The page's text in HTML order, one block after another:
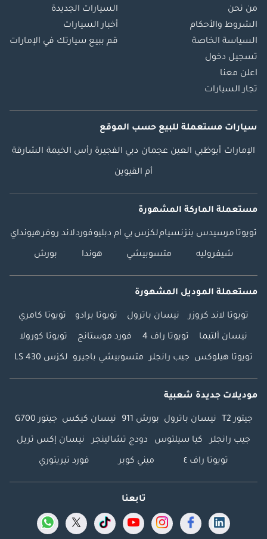
من نحن
الشروط والأحكام
السياسة الخاصة
تسجيل دخول
اعلن معنا
تجار السيارات
السيارات الجديدة
أخبار السيارات
قم ببيع سيارتك في الإمارات
سيارات مستعملة للبيع حسب الموقع
الإمارات أبوظبي العين عجمان دبي الفجيرة رأس الخيمة الشارقة
أم القيوين
مستعملة الماركة المشهورة
تويوتا مرسيدس بنزنسياملكزس بي ام دبليوفوردلاند روفرهيونداي
شيفروليه متسوبيشي هوندا بورش
مستعملة الموديل المشهورة
تويوتا لاند كروزر نيسان باترول تويوتا برادو تويوتا كامري
نيسان ألتيما تويوتا راف 4 فورد موستانج تويوتا كورولا
تويوتا هيلوكس جيب رانجلر متسوبيشي باجيرو لكزس LS 430
موديلات جديدة شعبية
جيتور T2 نيسان باترول بورش 911 نيسان كيكس جيتور G700
جيب رانجلر كيا سيلتوس دودج تشالينجر نيسان إكس تريل
تويوتا راف ٤ ميني كوبر فورد تيريتوري
تابعنا